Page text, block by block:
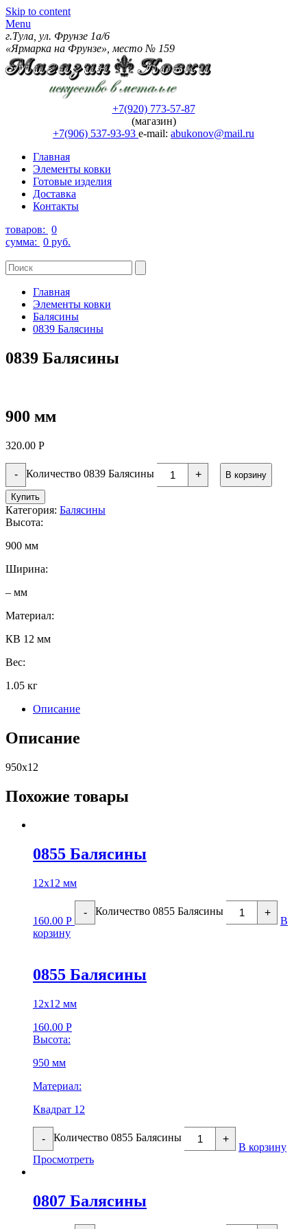
Skip to content
Menu
г.Тула, ул. Фрунзе 1а/6
«Ярмарка на Фрунзе», место № 159
+7(920) 773-57-87
(магазин)
+7(906) 537-93-93 e-mail: abukonov@mail.ru
Главная
Элементы ковки
Готовые изделия
Доставка
Контакты
товаров: 0
сумма: 0 руб.
Главная
Элементы ковки
Балясины
0839 Балясины
0839 Балясины
900 мм
320.00 Р
- Количество 0839 Балясины + В корзину
Купить
Категория: Балясины
Высота:
900 мм
Ширина:
– мм
Материал:
КВ 12 мм
Вес:
1.05 кг
Описание
Описание
950х12
Похожие товары
0855 Балясины
12х12 мм
160.00 Р
- Количество 0855 Балясины +
В
корзину
0855 Балясины
12х12 мм
160.00 Р
Высота:
950 мм
Материал:
Квадрат 12
- Количество 0855 Балясины +
В корзину
Просмотреть
0807 Балясины